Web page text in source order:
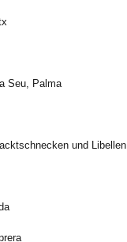
Seu, Palma
und Libellen